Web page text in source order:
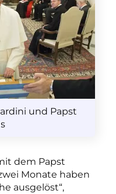
und Papst
dem Papst
Monate haben
ausgelöst“,